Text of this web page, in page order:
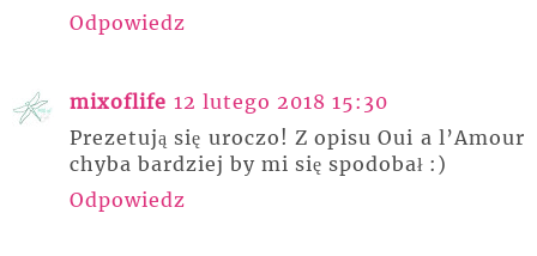
Odpowiedz
mixoflife 12 lutego 2018 15:30
Prezetują się uroczo! Z opisu Oui a l’Amour
chyba bardziej by mi się spodobał :)
Odpowiedz